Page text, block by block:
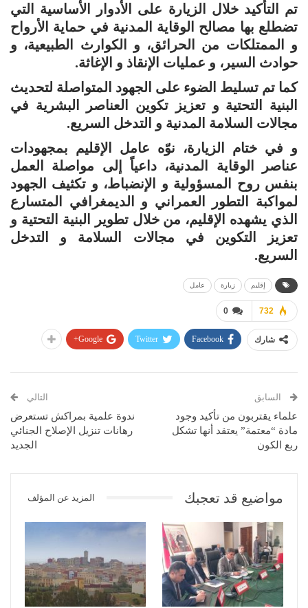
تم التأكيد خلال الزيارة على الأدوار الأساسية التي
تضطلع بها مصالح الوقاية المدنية في حماية الأرواح
و الممتلكات من الحرائق، و الكوارث الطبيعية، و
حوادث السير، و عمليات الإنقاذ و الإغاثة.
كما تم تسليط الضوء على الجهود المتواصلة لتحديث
البنية التحتية و تعزيز تكوين العناصر البشرية في
مجالات السلامة المدنية و التدخل السريع.
و في ختام الزيارة، نوّه عامل الإقليم بمجهودات
عناصر الوقاية المدنية، داعياً إلى مواصلة العمل
بنفس روح المسؤولية و الإنضباط، و تكثيف الجهود
لمواكبة التطور العمراني و الديمغرافي المتسارع
الذي يشهده الإقليم، من خلال تطوير البنية التحتية و
تعزيز التكوين في مجالات السلامة و التدخل
السريع.
إقليم زيارة عامل
0 732
شارك Facebook
Twitter
Google+
السابق
علماء يقتربون من تأكيد وجود
مادة “معتمة” يعتقد أنها تشكل
ربع الكون
التالي
ندوة علمية بمراكش تستعرض
رهانات تنزيل الإصلاح الجنائي
الجديد
مواضيع قد تعجبك المزيد عن المؤلف